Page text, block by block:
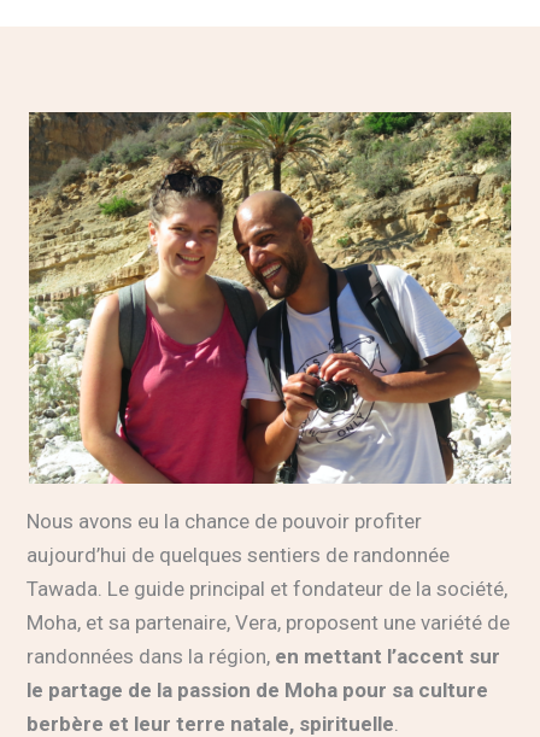
Nous avons eu la chance de pouvoir profiter
aujourd’hui de quelques sentiers de randonnée
Tawada. Le guide principal et fondateur de la société,
Moha, et sa partenaire, Vera, proposent une variété de
randonnées dans la région, en mettant l’accent sur
le partage de la passion de Moha pour sa culture
berbère et leur terre natale, spirituelle.